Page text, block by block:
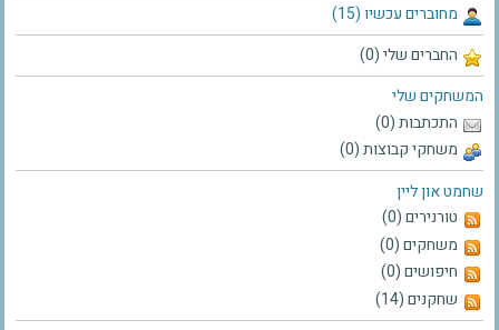
מחוברים עכשיו (15)
החברים שלי (0)
המשחקים שלי
התכתבות (0)
משחקי קבוצות (0)
שחמט און ליין
טורנירים (0)
משחקים (0)
חיפושים (0)
שחקנים (14)